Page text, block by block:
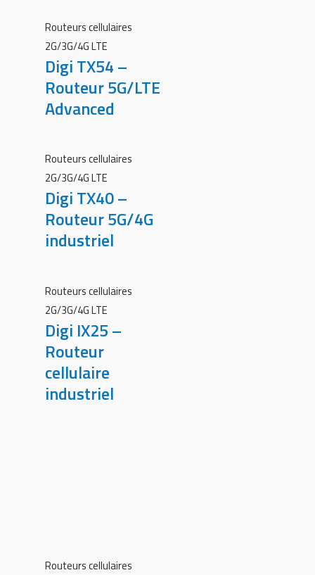
Routeurs cellulaires
2G/3G/4G LTE
Digi TX54 –
Routeur 5G/LTE
Advanced
Routeurs cellulaires
2G/3G/4G LTE
Digi TX40 –
Routeur 5G/4G
industriel
Routeurs cellulaires
2G/3G/4G LTE
Digi IX25 –
Routeur
cellulaire
industriel
Routeurs cellulaires